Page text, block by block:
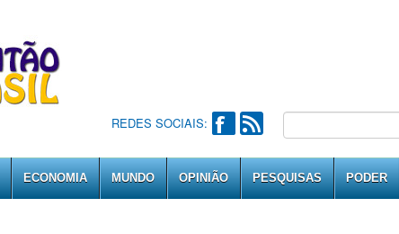
REDES SOCIAIS:
ECONOMIA MUNDO OPINIÃO PESQUISAS PODER